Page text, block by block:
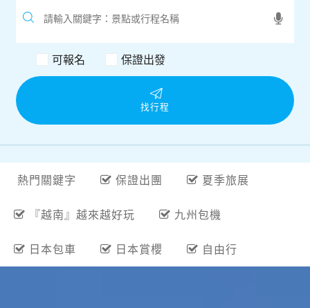
可報名 保證出發
找行程
熱門關鍵字 保證出團 夏季旅展
『越南』越來越好玩 九州包機
日本包車 日本賞櫻 自由行